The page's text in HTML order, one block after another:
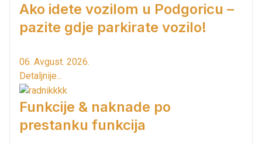
Ako idete vozilom u Podgoricu –
pazite gdje parkirate vozilo!
06. Avgust. 2026.
Detaljnije...
Funkcije & naknade po
prestanku funkcija